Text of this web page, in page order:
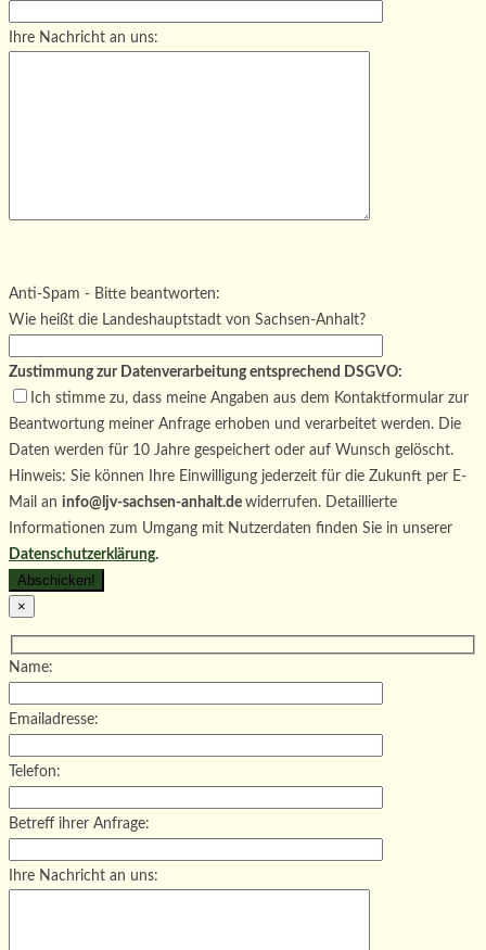
Ihre Nachricht an uns:
Bitte lasse dieses Feld leer.
Anti-Spam - Bitte beantworten:
Wie heißt die Landeshauptstadt von Sachsen-Anhalt?
Zustimmung zur Datenverarbeitung entsprechend DSGVO:
Ich stimme zu, dass meine Angaben aus dem Kontaktformular zur
Beantwortung meiner Anfrage erhoben und verarbeitet werden. Die
Daten werden für 10 Jahre gespeichert oder auf Wunsch gelöscht.
Hinweis: Sie können Ihre Einwilligung jederzeit für die Zukunft per E-
Mail an info@ljv-sachsen-anhalt.de widerrufen. Detaillierte
Informationen zum Umgang mit Nutzerdaten finden Sie in unserer
Datenschutzerklärung.
×
Name:
Emailadresse:
Telefon:
Betreff ihrer Anfrage:
Ihre Nachricht an uns: